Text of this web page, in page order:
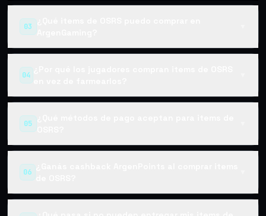
03
¿Qué items de OSRS puedo comprar en
ArgenGaming?
04
¿Por qué los jugadores compran items de OSRS
en vez de farmearlos?
05
¿Qué métodos de pago aceptan para items de
OSRS?
06
¿Ganás cashback ArgenPoints al comprar items
de OSRS?